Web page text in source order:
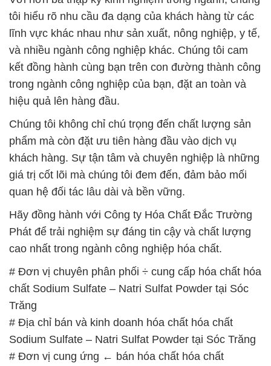
tôi hiểu rõ nhu cầu đa dạng của khách hàng từ các
lĩnh vực khác nhau như sản xuất, nông nghiệp, y tế,
và nhiều ngành công nghiệp khác. Chúng tôi cam
kết đồng hành cùng bạn trên con đường thành công
trong ngành công nghiệp của bạn, đặt an toàn và
hiệu quả lên hàng đầu.
Chúng tôi không chỉ chú trọng đến chất lượng sản
phẩm mà còn đặt ưu tiên hàng đầu vào dịch vụ
khách hàng. Sự tận tâm và chuyên nghiệp là những
giá trị cốt lõi mà chúng tôi đem đến, đảm bảo mối
quan hệ đối tác lâu dài và bền vững.
Hãy đồng hành với Công ty Hóa Chất Đắc Trường
Phát để trải nghiệm sự đáng tin cậy và chất lượng
cao nhất trong ngành công nghiệp hóa chất.
# Đơn vị chuyên phân phối ÷ cung cấp hóa chất hóa
chất Sodium Sulfate – Natri Sulfat Powder tại Sóc
Trăng
# Địa chỉ bán và kinh doanh hóa chất hóa chất
Sodium Sulfate – Natri Sulfat Powder tại Sóc Trăng
# Đơn vị cung ứng ← bán hóa chất hóa chất